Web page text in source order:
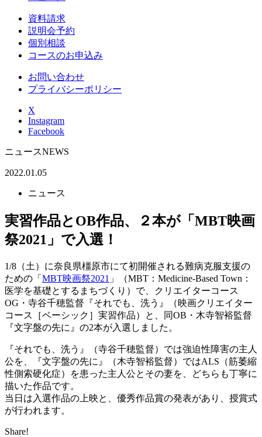
資料請求
説明会予約
個別相談
コースのお申込み
お問い合わせ
プライバシーポリシー
X
Instagram
Facebook
ニュースNEWS
2022.01.05
ニュース
実習作品とOB作品、２本が「MBT映画
祭2021」で入選！
1/8（土）に奈良県橿原市にて初開催される難病克服支援の
ための「 MBT映画祭2021 」（MBT：Medicine-Based Town：
医学を基礎とするまちづくり）で、クリエイターコース
OG・寺谷千穂監督『それでも、洗う』（映画クリエイター
コース［ベーシック］実習作品）と、同OB・木寺智裕監督
『文字盤の先に』の2本が入選しました。
『それでも、洗う』（寺谷千穂監督）では強迫性障害の主人
公を、『文字盤の先に』（木寺智裕監督）ではALS（筋萎縮
性側索硬化症）を患った主人公とその妻を、どちらも丁寧に
描いた作品です。
当日は入選作品の上映と、優秀作品賞の発表があり、授賞式
が行われます。
Share!